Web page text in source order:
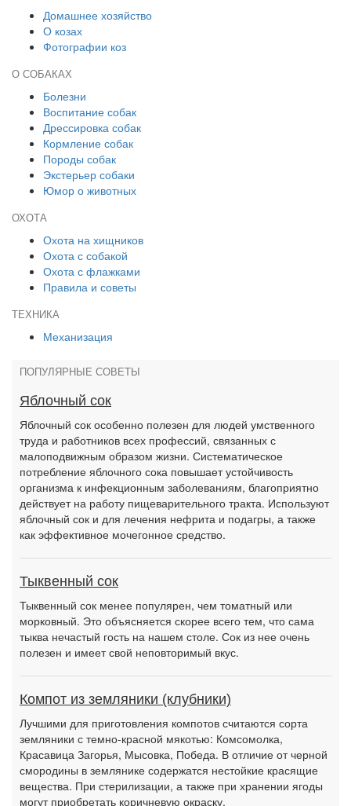
Домашнее хозяйство
О козах
Фотографии коз
О СОБАКАХ
Болезни
Воспитание собак
Дрессировка собак
Кормление собак
Породы собак
Экстерьер собаки
Юмор о животных
ОХОТА
Охота на хищников
Охота с собакой
Охота с флажками
Правила и советы
ТЕХНИКА
Механизация
ПОПУЛЯРНЫЕ СОВЕТЫ
Яблочный сок
Яблочный сок особенно полезен для людей умственного
труда и работников всех профессий, связанных с
малоподвижным образом жизни. Систематическое
потребление яблочного сока повышает устойчивость
организма к инфекционным заболеваниям, благоприятно
действует на работу пищеварительного тракта. Используют
яблочный сок и для лечения нефрита и подагры, а также
как эффективное мочегонное средство.
Тыквенный сок
Тыквенный сок менее популярен, чем томатный или
морковный. Это объясняется скорее всего тем, что сама
тыква нечастый гость на нашем столе. Сок из нее очень
полезен и имеет свой неповторимый вкус.
Компот из земляники (клубники)
Лучшими для приготовления компотов считаются сорта
земляники с темно-красной мякотью: Комсомолка,
Красавица Загорья, Мысовка, Победа. В отличие от черной
смородины в землянике содержатся нестойкие красящие
вещества. При стерилизации, а также при хранении ягоды
могут приобретать коричневую окраску.